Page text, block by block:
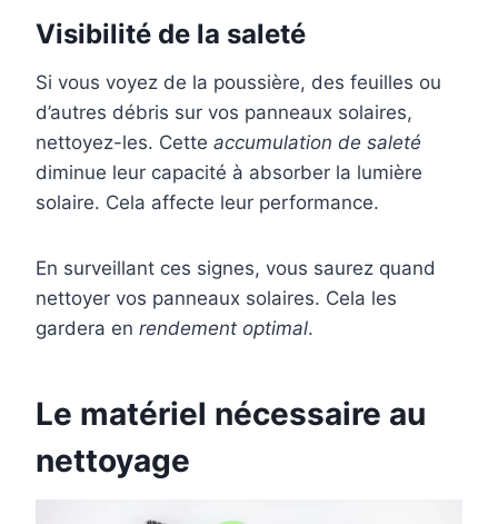
Visibilité de la saleté
Si vous voyez de la poussière, des feuilles ou
d’autres débris sur vos panneaux solaires,
nettoyez-les. Cette accumulation de saleté
diminue leur capacité à absorber la lumière
solaire. Cela affecte leur performance.
En surveillant ces signes, vous saurez quand
nettoyer vos panneaux solaires. Cela les
gardera en rendement optimal.
Le matériel nécessaire au
nettoyage